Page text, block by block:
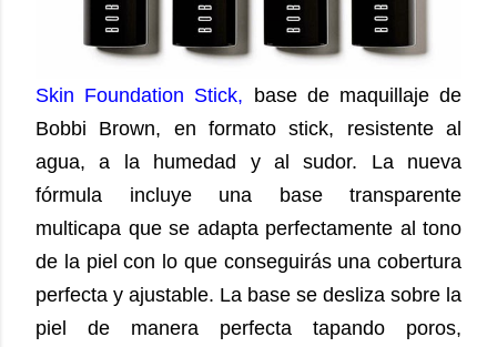
Skin Foundation Stick, base de maquillaje de
Bobbi Brown, en formato stick, resistente al
agua, a la humedad y al sudor. La nueva
fórmula incluye una base transparente
multicapa que se adapta perfectamente al tono
de la piel con lo que conseguirás una cobertura
perfecta y ajustable. La base se desliza sobre la
piel de manera perfecta tapando poros,